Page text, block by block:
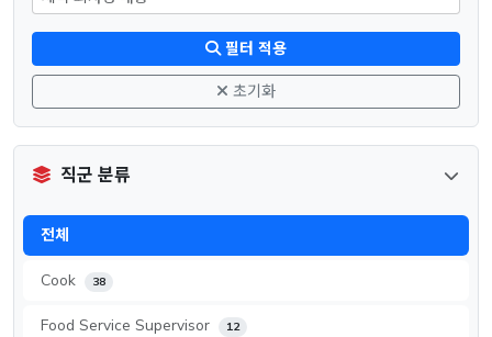
필터 적용
초기화
직군 분류
전체
Cook 38
Food Service Supervisor 12